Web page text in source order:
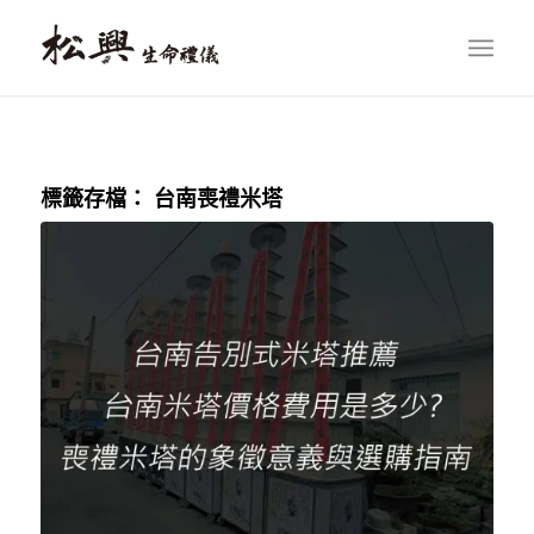
標籤存檔： 台南喪禮米塔